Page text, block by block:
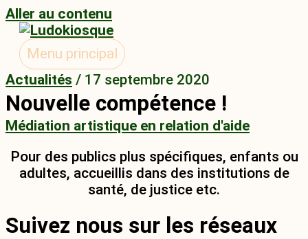
Aller au contenu
Menu principal
Actualités / 17 septembre 2020
Nouvelle compétence !
Médiation artistique en relation d'aide
Pour des publics plus spécifiques, enfants ou
adultes, accueillis dans des institutions de
santé, de justice etc.
Suivez nous sur les réseaux